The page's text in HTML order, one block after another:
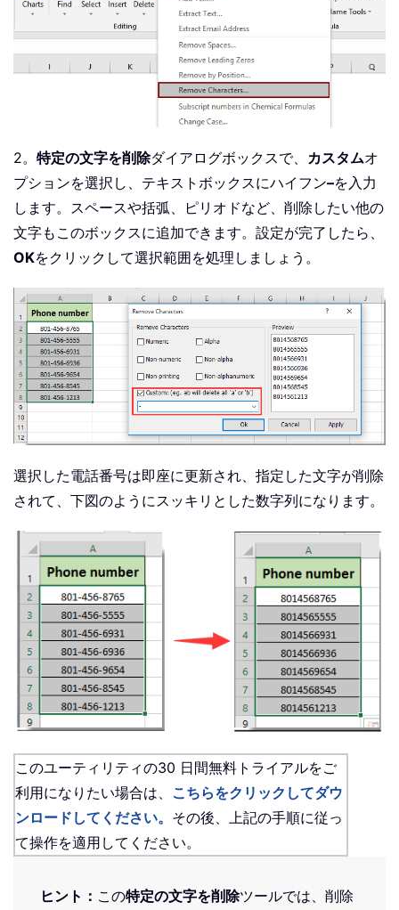
2。 特定の文字を削除ダイアログボックスで、 カスタムオ
プションを選択し、テキストボックスにハイフン–を入力
します。スペースや括弧、ピリオドなど、削除したい他の
文字もこのボックスに追加できます。設定が完了したら、
OKをクリックして選択範囲を処理しましょう。
選択した電話番号は即座に更新され、指定した文字が削除
されて、下図のようにスッキリとした数字列になります。
このユーティリティの30 日間無料トライアルをご
利用になりたい場合は、 こちらをクリックしてダウ
ンロードしてください。 その後、上記の手順に従っ
て操作を適用してください。
ヒント： この特定の文字を削除ツールでは、削除